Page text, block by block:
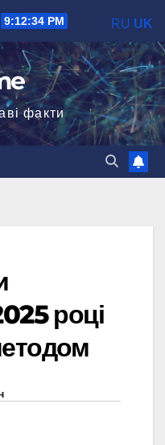
9:12:36 PM
факти
році
RU UK